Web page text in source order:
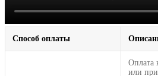
Способ оплаты
Оплата
или при